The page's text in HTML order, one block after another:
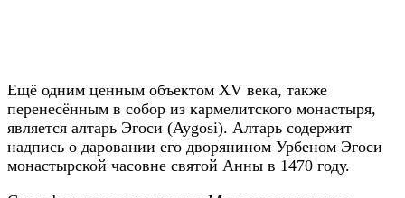
Ещё одним ценным объектом XV века, также
перенесённым в собор из кармелитского монастыря,
является алтарь Эгоси (Aygosi). Алтарь содержит
надпись о даровании его дворянином Урбеном Эгоси
монастырской часовне святой Анны в 1470 году.